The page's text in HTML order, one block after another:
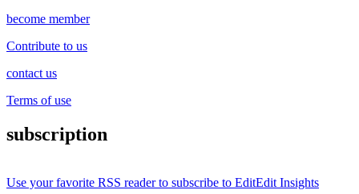
become member
Contribute to us
contact us
Terms of use
subscription
Use your favorite RSS reader to subscribe to EditEdit Insights